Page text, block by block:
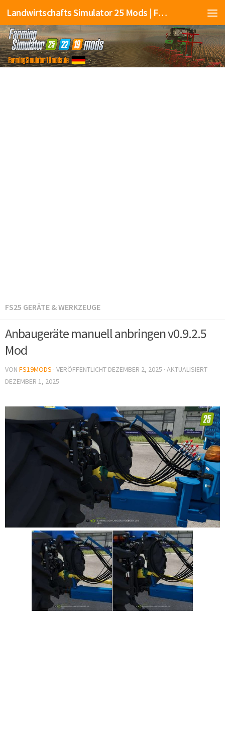
Landwirtschafts Simulator 25 Mods | Farming Simulator 25 Mods | FS25 Mods
FS25 GERÄTE & WERKZEUGE
Anbaugeräte manuell anbringen v0.9.2.5
Mod
VON FS19MODS · VERÖFFENTLICHT DEZEMBER 2, 2025 · AKTUALISIERT
DEZEMBER 1, 2025